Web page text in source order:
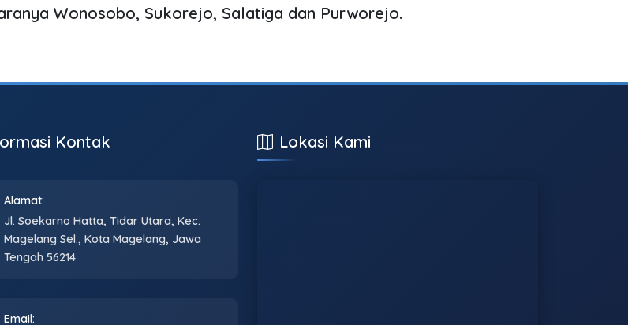
Wonosobo, Sukorejo, Salatiga dan Purworejo.
Kontak
Alamat:
Jl. Soekarno Hatta, Tidar Utara, Kec.
Magelang Sel., Kota Magelang, Jawa
Tengah 56214
Email:
Lokasi Kami